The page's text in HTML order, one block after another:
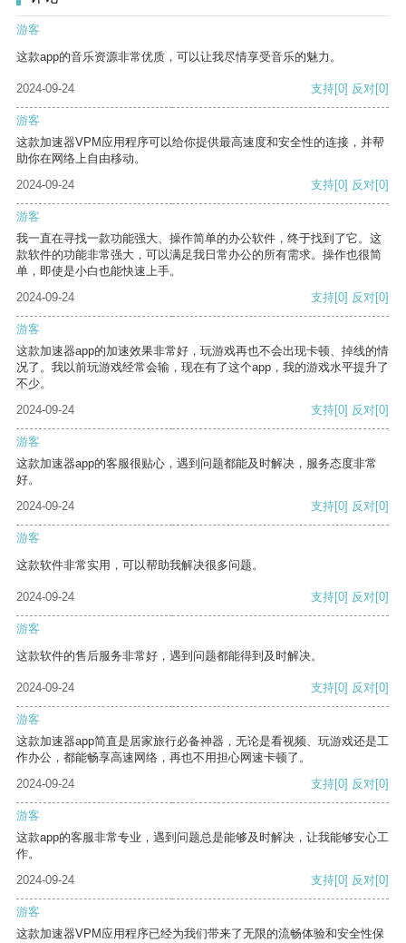
游客
这款app的音乐资源非常优质，可以让我尽情享受音乐的魅力。
2024-09-24 支持[0] 反对[0]
游客
这款加速器VPM应用程序可以给你提供最高速度和安全性的连接，并帮
助你在网络上自由移动。
2024-09-24
支持[0] 反对[0]
游客
我一直在寻找一款功能强大、操作简单的办公软件，终于找到了它。这
款软件的功能非常强大，可以满足我日常办公的所有需求。操作也很简
单，即使是小白也能快速上手。
2024-09-24
支持[0] 反对[0]
游客
这款加速器app的加速效果非常好，玩游戏再也不会出现卡顿、掉线的情
况了。我以前玩游戏经常会输，现在有了这个app，我的游戏水平提升了
不少。
2024-09-24
支持[0] 反对[0]
游客
这款加速器app的客服很贴心，遇到问题都能及时解决，服务态度非常
好。
2024-09-24
支持[0] 反对[0]
游客
这款软件非常实用，可以帮助我解决很多问题。
2024-09-24 支持[0] 反对[0]
游客
这款软件的售后服务非常好，遇到问题都能得到及时解决。
2024-09-24 支持[0] 反对[0]
游客
这款加速器app简直是居家旅行必备神器，无论是看视频、玩游戏还是工
作办公，都能畅享高速网络，再也不用担心网速卡顿了。
2024-09-24
支持[0] 反对[0]
游客
这款app的客服非常专业，遇到问题总是能够及时解决，让我能够安心工
作。
2024-09-24
支持[0] 反对[0]
游客
这款加速器VPM应用程序已经为我们带来了无限的流畅体验和安全性保